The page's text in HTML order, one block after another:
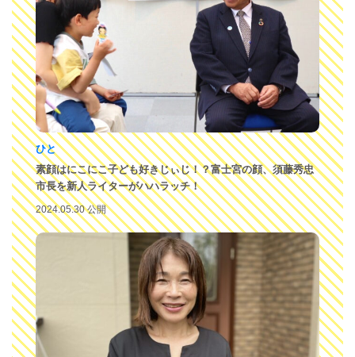
ひと
素顔はにこにこ子ども好きじぃじ！？富士宮の顔、須藤秀忠
市長を新人ライターがハハラッチ！
2024.05.30 公開